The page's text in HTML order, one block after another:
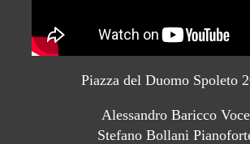
Piazza del Duomo Spoleto
Alessandro Baricco Voce
Stefano Bollani